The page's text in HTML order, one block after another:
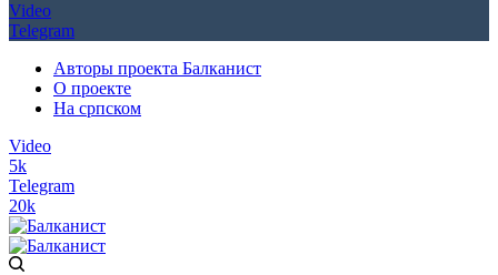
Video
Telegram
Авторы проекта Балканист
О проекте
На српском
Video
5k
Telegram
20k